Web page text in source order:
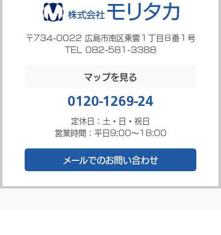
〒734-0022 広島市南区東雲１丁目８番１号
TEL 082-581-3388
マップを見る
0120-1269-24
定休日：土・日・祝日
営業時間：平日9:00～18:00
メールでのお問い合わせ